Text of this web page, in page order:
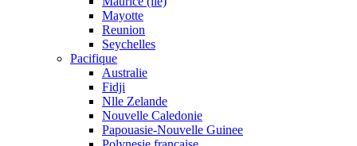
Mayotte
Reunion
Seychelles
Pacifique
Australie
Fidji
Nlle Zelande
Nouvelle Caledonie
Papouasie-Nouvelle Guinee